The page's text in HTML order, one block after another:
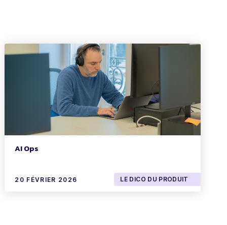
AI Ops
20 FÉVRIER 2026 LE DICO DU PRODUIT